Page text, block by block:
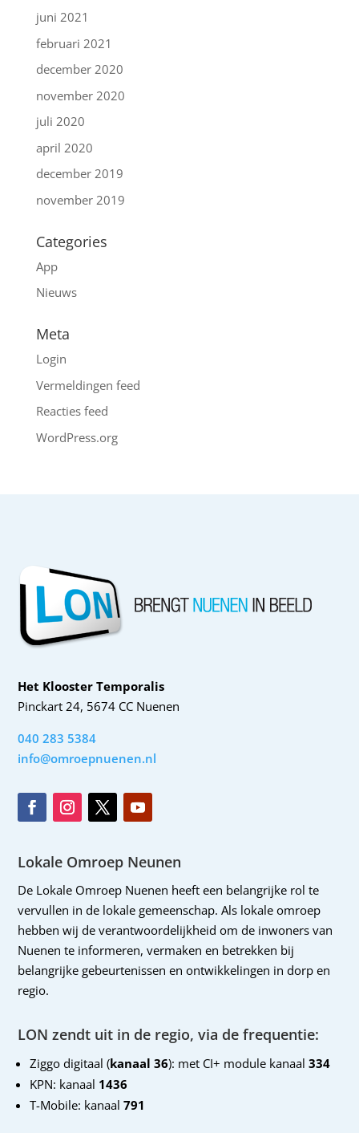
juni 2021
februari 2021
december 2020
november 2020
juli 2020
april 2020
december 2019
november 2019
Categories
App
Nieuws
Meta
Login
Vermeldingen feed
Reacties feed
WordPress.org
Het Klooster Temporalis
Pinckart 24, 5674 CC Nuenen
040 283 5384
info@omroepnuenen.nl
Lokale Omroep Neunen
De Lokale Omroep Nuenen heeft een belangrijke rol te
vervullen in de lokale gemeenschap. Als lokale omroep
hebben wij de verantwoordelijkheid om de inwoners van
Nuenen te informeren, vermaken en betrekken bij
belangrijke gebeurtenissen en ontwikkelingen in dorp en
regio.
LON zendt uit in de regio, via de frequentie:
Ziggo digitaal (kanaal 36): met CI+ module kanaal 334
KPN: kanaal 1436
T-Mobile: kanaal791